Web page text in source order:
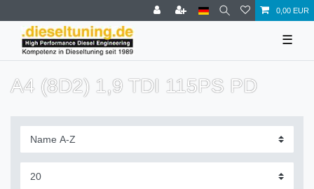
0,00 EUR
☰
A4 (8D2) 1,9 TDI 115PS PD